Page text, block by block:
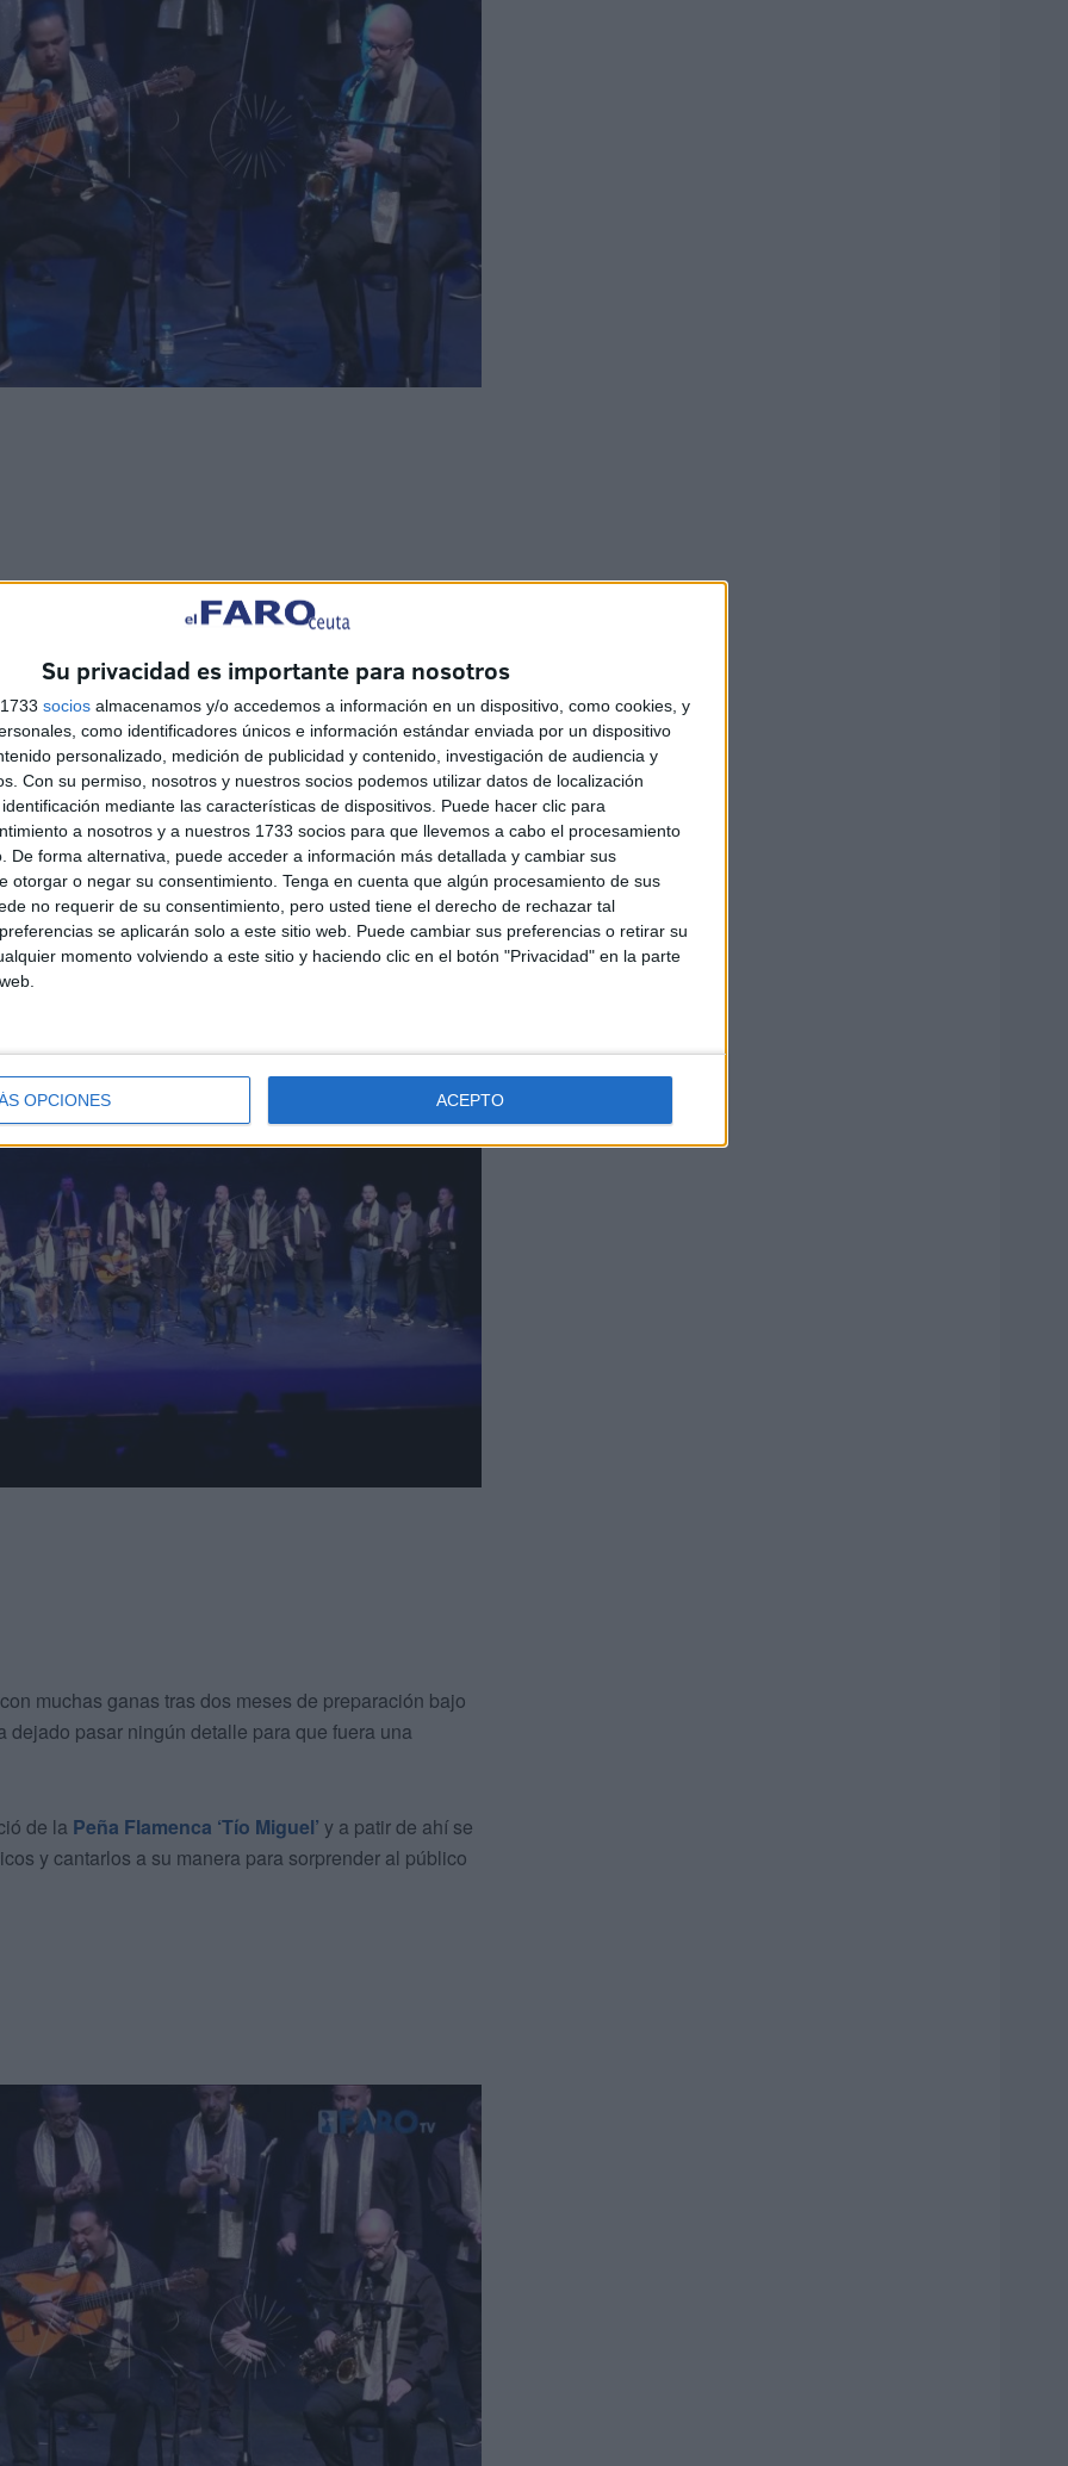
Su privacidad es importante para nosotros
socios almacenamos y/o accedemos a información en un dispositivo, como cookies, y
como identificadores únicos e información estándar enviada por un dispositivo
personalizado, medición de publicidad y contenido, investigación de audiencia y
Con su permiso, nosotros y nuestros socios podemos utilizar datos de localización
mediante las características de dispositivos. Puede hacer clic para
a nosotros y a nuestros 1733 socios para que llevemos a cabo el procesamiento
De forma alternativa, puede acceder a información más detallada y cambiar sus
otorgar o negar su consentimiento. Tenga en cuenta que algún procesamiento de sus
no requerir de su consentimiento, pero usted tiene el derecho de rechazar tal
se aplicarán solo a este sitio web. Puede cambiar sus preferencias o retirar su
momento volviendo a este sitio y haciendo clic en el botón "Privacidad" en la parte
OPCIONES ACEPTO
detalle es fundamental y eso lo han dejado claro
una impecable presentaciónque ha sido agradecida
en la sede de laAsociación CulturalLas Plantas
cansancio para entregar este viernes una actuación
cita en el Revellín.
muchas ganas tras dos meses de preparación bajo
pasar ningún detalle para que fuera una
de la Peña Flamenca ‘Tío Miguel’ y a patir de ahí se
y cantarlos a su manera para sorprender al público